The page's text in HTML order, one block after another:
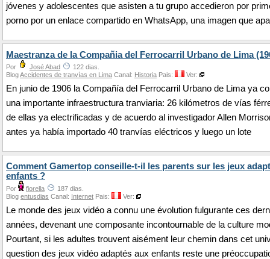
jóvenes y adolescentes que asisten a tu grupo accedieron por
porno por un enlace compartido en WhatsApp, una imagen que
Maestranza de la Compañia del Ferrocarril Urbano de Lima
Por José Abad
122 dias.
BlogAccidentes de tranvías en Lima Canal: Historia Pais: Ver:
En junio de 1906 la Compañía del Ferrocarril Urbano de Lima ya
una importante infraestructura tranviaria: 26 kilómetros de vías
de ellas ya electrificadas y de acuerdo al investigador Allen
antes ya había importado 40 tranvías eléctricos y luego un lote
Comment Gamertop conseille-t-il les parents sur les jeux
enfants ?
Por fiorella
187 dias.
Blog entusdias Canal: Internet Pais: Ver:
Le monde des jeux vidéo a connu une évolution fulgurante ces
années, devenant une composante incontournable de la culture
Pourtant, si les adultes trouvent aisément leur chemin dans cet
question des jeux vidéo adaptés aux enfants reste une